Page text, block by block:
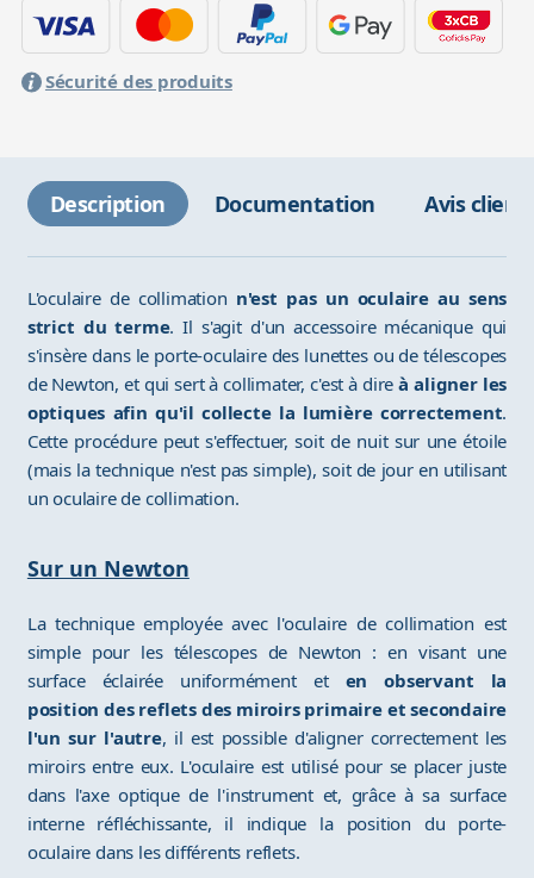
Sécurité des produits
Description Documentation Avis
L'oculaire de collimation n'est pas un oculaire au sens
strict du terme. Il s'agit d'un accessoire mécanique qui
s'insère dans le porte-oculaire des lunettes ou de télescopes
de Newton, et qui sert à collimater, c'est à direà aligner les
optiques afin qu'il collecte la lumière correctement.
Cette procédure peut s'effectuer, soit de nuit sur une étoile
(mais la technique n'est pas simple), soit de jour en utilisant
un oculaire de collimation.
Sur un Newton
La technique employée avec l'oculaire de collimation est
simple pour les télescopes de Newton : en visant une
surface éclairée uniformément et en observant la
position des reflets des miroirs primaire et secondaire
l'un sur l'autre, il est possible d'aligner correctement les
miroirs entre eux. L'oculaire est utilisé pour se placer juste
dans l'axe optique de l'instrument et, grâce à sa surface
interne réfléchissante, il indique la position du porte-
oculaire dans les différents reflets.